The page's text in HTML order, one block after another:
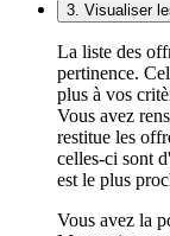
3. Visualiser
La liste des
pertinence.
plus à vos
Vous avez
restitue les
celles-ci sont
est le plus
Vous avez la